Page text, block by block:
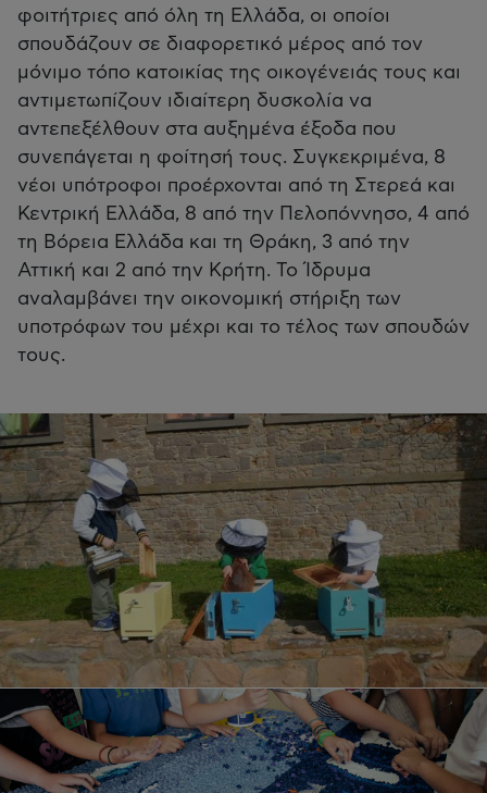
φοιτήτριες από όλη τη Ελλάδα, οι οποίοι
σπουδάζουν σε διαφορετικό μέρος από τον
μόνιμο τόπο κατοικίας της οικογένειάς τους και
αντιμετωπίζουν ιδιαίτερη δυσκολία να
αντεπεξέλθουν στα αυξημένα έξοδα που
συνεπάγεται η φοίτησή τους. Συγκεκριμένα, 8
νέοι υπότροφοι προέρχονται από τη Στερεά και
Κεντρική Ελλάδα, 8 από την Πελοπόννησο, 4 από
τη Βόρεια Ελλάδα και τη Θράκη, 3 από την
Αττική και 2 από την Κρήτη. Το Ίδρυμα
αναλαμβάνει την οικονομική στήριξη των
υποτρόφων του μέχρι και το τέλος των σπουδών
τους.